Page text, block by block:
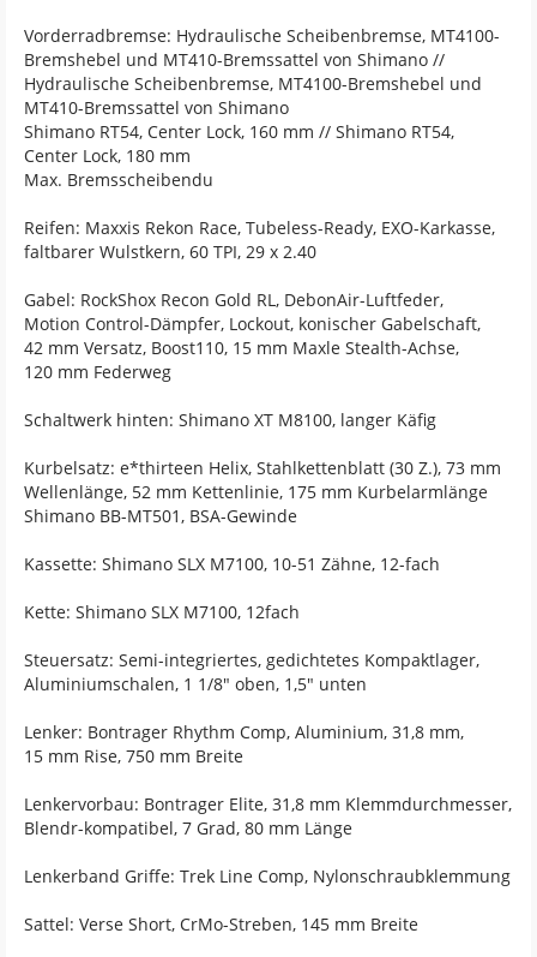
Vorderradbremse: Hydraulische Scheibenbremse, MT4100-
Bremshebel und MT410-Bremssattel von Shimano //
Hydraulische Scheibenbremse, MT4100-Bremshebel und
MT410-Bremssattel von Shimano
Shimano RT54, Center Lock, 160 mm // Shimano RT54,
Center Lock, 180 mm
Max. Bremsscheibendu
Reifen: Maxxis Rekon Race, Tubeless-Ready, EXO-Karkasse,
faltbarer Wulstkern, 60 TPI, 29 x 2.40
Gabel: RockShox Recon Gold RL, DebonAir-Luftfeder,
Motion Control-Dämpfer, Lockout, konischer Gabelschaft,
42 mm Versatz, Boost110, 15 mm Maxle Stealth-Achse,
120 mm Federweg
Schaltwerk hinten: Shimano XT M8100, langer Käfig
Kurbelsatz: e*thirteen Helix, Stahlkettenblatt (30 Z.), 73 mm
Wellenlänge, 52 mm Kettenlinie, 175 mm Kurbelarmlänge
Shimano BB-MT501, BSA-Gewinde
Kassette: Shimano SLX M7100, 10-51 Zähne, 12-fach
Kette: Shimano SLX M7100, 12fach
Steuersatz: Semi-integriertes, gedichtetes Kompaktlager,
Aluminiumschalen, 1 1/8" oben, 1,5" unten
Lenker: Bontrager Rhythm Comp, Aluminium, 31,8 mm,
15 mm Rise, 750 mm Breite
Lenkervorbau: Bontrager Elite, 31,8 mm Klemmdurchmesser,
Blendr-kompatibel, 7 Grad, 80 mm Länge
Lenkerband Griffe: Trek Line Comp, Nylonschraubklemmung
Sattel: Verse Short, CrMo-Streben, 145 mm Breite